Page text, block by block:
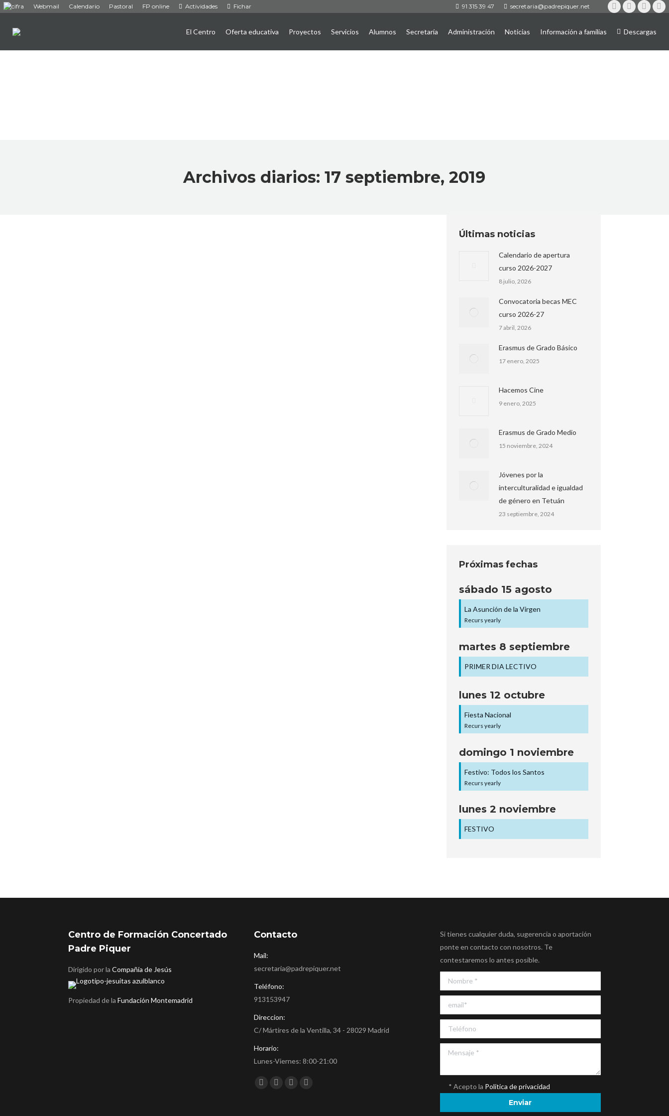
Webmail Calendario Pastoral FP online Actividades Fichar 91 315 39 47 secretaria@padrepiquer.net
Instagram
Twitter
El Centro Oferta educativa Proyectos Servicios Alumnos Secretaría Administración Noticias Información a familias Descargas
Archivos diarios:17 septiembre, 2019
Últimas noticias
Calendario de apertura
curso 2026-2027
8 julio, 2026
Convocatoria becas MEC
curso 2026-27
7 abril, 2026
Erasmus de Grado Básico
17 enero, 2025
Hacemos Cine
9 enero, 2025
Erasmus de Grado Medio
15 noviembre, 2024
Jóvenes por la
interculturalidad e igualdad
de género en Tetuán
23 septiembre, 2024
Próximas fechas
sábado 15 agosto
La Asunción de la Virgen
Recurs yearly
martes 8 septiembre
PRIMER DIA LECTIVO
lunes 12 octubre
Fiesta Nacional
Recurs yearly
domingo 1 noviembre
Festivo: Todos los Santos
Recurs yearly
lunes 2 noviembre
FESTIVO
Centro de Formación Concertado
Padre Piquer
Dirigido por laCompañía de Jesús
Propiedad de laFundación Montemadrid
Contacto
Mail:
secretaria@padrepiquer.net
Teléfono:
913153947
Direccion:
C/ Mártires de la Ventilla, 34 - 28029 Madrid
Horario:
Lunes-Viernes: 8:00-21:00
Encuéntranos en:
Si tienes cualquier duda, sugerencia o aportación
ponte en contacto con nosotros. Te
contestaremos lo antes posible.
* Acepto la Política de privacidad